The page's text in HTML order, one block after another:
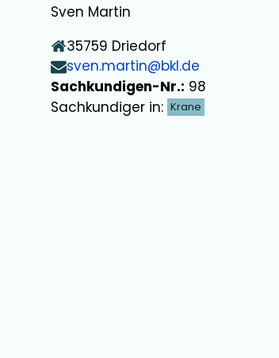
Sven Martin
35759 Driedorf
sven.martin@bkl.de
Sachkundigen-Nr.: 98
Sachkundiger in: Krane